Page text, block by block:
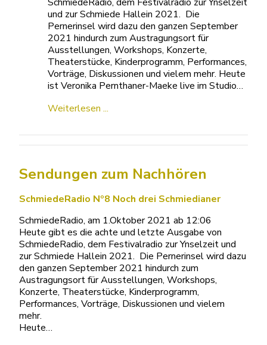
und zur Schmiede Hallein 2021. Die
Pernerinsel wird dazu den ganzen September
2021 hindurch zum Austragungsort für
Ausstellungen, Workshops, Konzerte,
Theaterstücke, Kinderprogramm, Performances,
Vorträge, Diskussionen und vielem mehr. Heute
ist Veronika Pernthaner-Maeke live im Studio…
Weiterlesen ...
Sendungen zum Nachhören
SchmiedeRadio Nº8 Noch drei Schmiedianer
SchmiedeRadio, am 1.Oktober 2021 ab 12:06
Heute gibt es die achte und letzte Ausgabe von
SchmiedeRadio, dem Festivalradio zur Ynselzeit und
zur Schmiede Hallein 2021. Die Pernerinsel wird dazu
den ganzen September 2021 hindurch zum
Austragungsort für Ausstellungen, Workshops,
Konzerte, Theaterstücke, Kinderprogramm,
Performances, Vorträge, Diskussionen und vielem
mehr.
Heute…